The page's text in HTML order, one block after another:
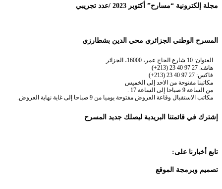
مجلة إلكترونية “مسارح” أكتوبر 2023 /عدد تجريبي
المسرح الوطني الجزائري محي الدين بشطارزي
العنوان: 10 شارع الحاج عمر، 16000، الجزائر
هاتف: 27 97 40 23 (213+)
فاكس: 27 97 40 23 (213+)
مكاتبنا مفتوحة من الاحد إلى الخميس
من الساعة 9 صباحا إلى الساعة 17 .
مكاتب الاستقبال وقاعة العروض مفتوحة يوميا من 9 صباحا إلى غاية نهاية العروض.
إشترك في قائمتنا البريدية ليصلك جديد المسرح
تابع أخبارنا على:
تصميم وبرمجة الموقع